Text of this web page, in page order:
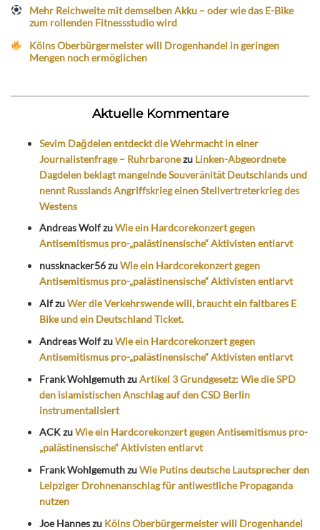
Mehr Reichweite mit demselben Akku – oder wie das E-Bike
zum rollenden Fitnessstudio wird
Kölns Oberbürgermeister will Drogenhandel in geringen
Mengen noch ermöglichen
Aktuelle Kommentare
Sevim Dağdelen entdeckt die Wehrmacht in einer
Journalistenfrage – Ruhrbaronezu Linken-Abgeordnete
Dagdelen beklagt mangelnde Souveränität Deutschlands und
nennt Russlands Angriffskrieg einen Stellvertreterkrieg des
Westens
Andreas WolfzuWie ein Hardcorekonzert gegen
Antisemitismus pro-„palästinensische“ Aktivisten entlarvt
nussknacker56zuWie ein Hardcorekonzert gegen
Antisemitismus pro-„palästinensische“ Aktivisten entlarvt
AlfzuWer die Verkehrswende will, braucht ein faltbares E
Bike und ein Deutschland Ticket.
Andreas WolfzuWie ein Hardcorekonzert gegen
Antisemitismus pro-„palästinensische“ Aktivisten entlarvt
Frank WohlgemuthzuArtikel 3 Grundgesetz: Wie die SPD
den islamistischen Anschlag auf den CSD Berlin
instrumentalisiert
ACKzuWie ein Hardcorekonzert gegen Antisemitismus pro-
„palästinensische“ Aktivisten entlarvt
Frank WohlgemuthzuWie Putins deutsche Lautsprecher den
Leipziger Drohnenanschlag für antiwestliche Propaganda
nutzen
Joe Hanneszu Kölns Oberbürgermeister will Drogenhandel